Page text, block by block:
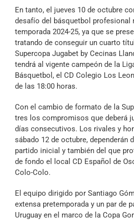
En tanto, el jueves 10 de octubre
desafío del básquetbol profesional
temporada 2024-25, ya que se
tratando de conseguir un cuarto
Supercopa Jugabet by Cecinas
tendrá al vigente campeón de la
Básquetbol, el CD Colegio Los
de las 18:00 horas.
Con el cambio de formato de la
tres los compromisos que deberá
días consecutivos. Los rivales y
sábado 12 de octubre, dependerán
partido inicial y también del que
de fondo el local CD Español de
Colo-Colo.
El equipo dirigido por Santiago
extensa pretemporada y un par de
Uruguay en el marco de la Copa